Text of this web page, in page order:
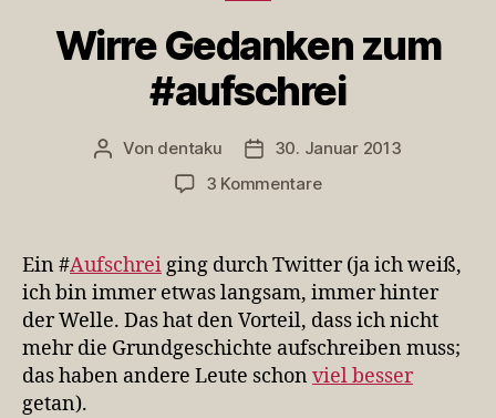
Wirre Gedanken zum
#aufschrei
Beitragsautor
Von dentaku Veröffentlichungsdatum
30. Januar 2013
3 Kommentarezu
zum
#aufschrei
Ein #Aufschrei ging durch Twitter (ja ich weiß,
ich bin immer etwas langsam, immer hinter
der Welle. Das hat den Vorteil, dass ich nicht
mehr die Grundgeschichte aufschreiben muss;
das haben andere Leute schon viel besser
getan).